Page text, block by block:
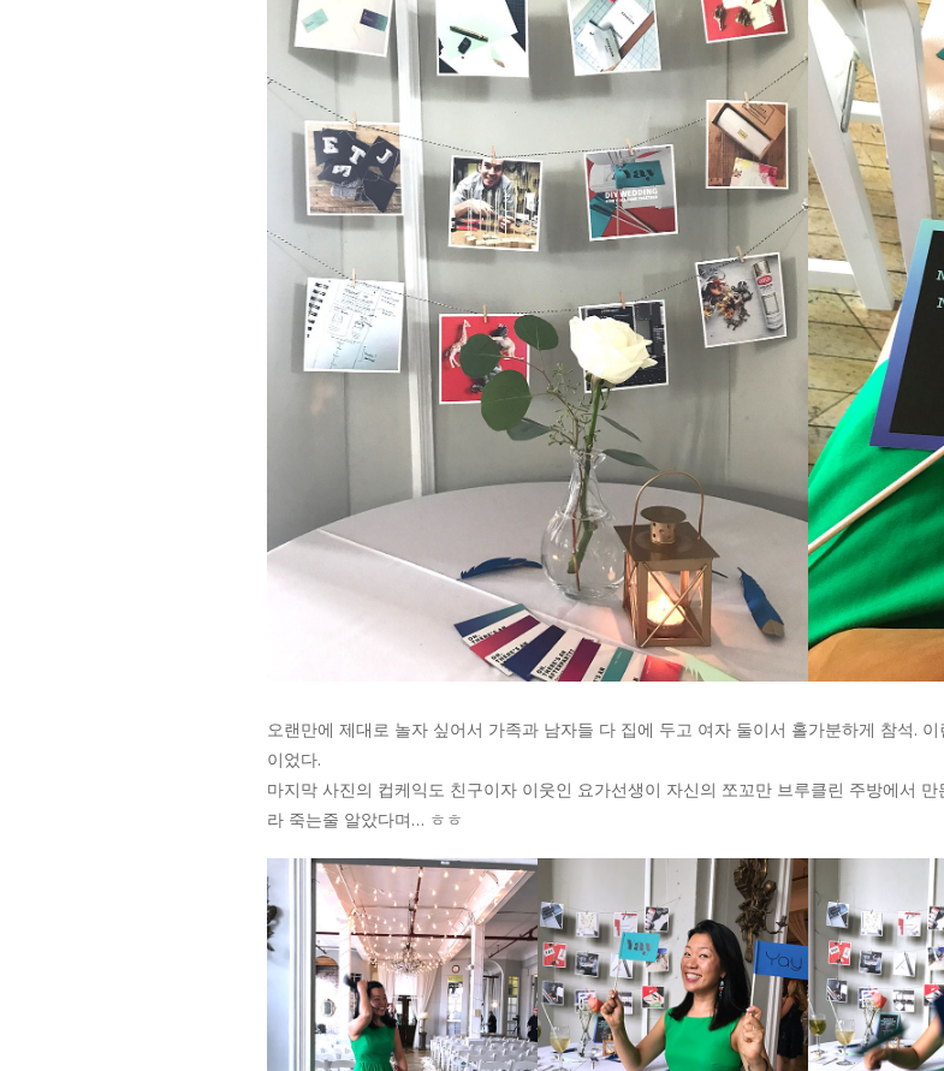
오랜만에 제대로 놀자 싶어서 가족과 남자들 다 집에 두고 여자 둘이서 홀가분하게 참석.
이었다.
마지막 사진의 컵케익도 친구이자 이웃인 요가선생이 자신의 쪼꼬만 브루클린 주방에서
라 죽는줄 알았다며… ㅎㅎ